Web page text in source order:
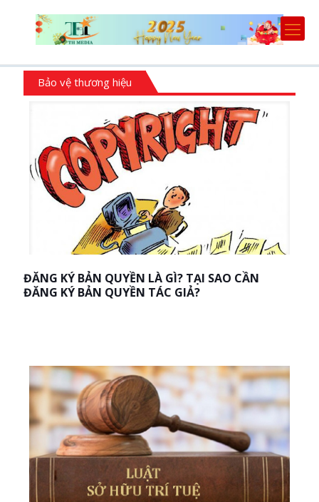
Bảo vệ thương hiệu
ĐĂNG KÝ BẢN QUYỀN LÀ GÌ? TẠI SAO CẦN
ĐĂNG KÝ BẢN QUYỀN TÁC GIẢ?